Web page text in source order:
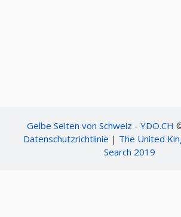
Gelbe Seiten von Schweiz - YDO.CH
Datenschutzrichtlinie | The United
Search 2019